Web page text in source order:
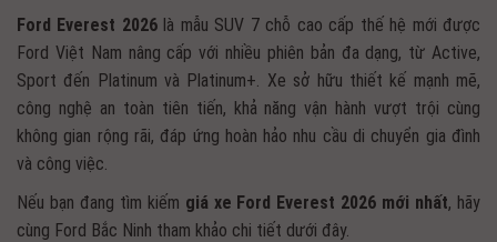
Ford Everest 2026là mẫu SUV 7 chỗ cao cấp thế hệ mới được
Ford Việt Nam nâng cấp với nhiều phiên bản đa dạng, từ Active,
Sport đến Platinum và Platinum+. Xe sở hữu thiết kế mạnh mẽ,
công nghệ an toàn tiên tiến, khả năng vận hành vượt trội cùng
không gian rộng rãi, đáp ứng hoàn hảo nhu cầu di chuyển gia đình
và công việc.
Nếu bạn đang tìm kiếm giá xe Ford Everest 2026 mới nhất, hãy
cùng Ford Bắc Ninh tham khảo chi tiết dưới đây.